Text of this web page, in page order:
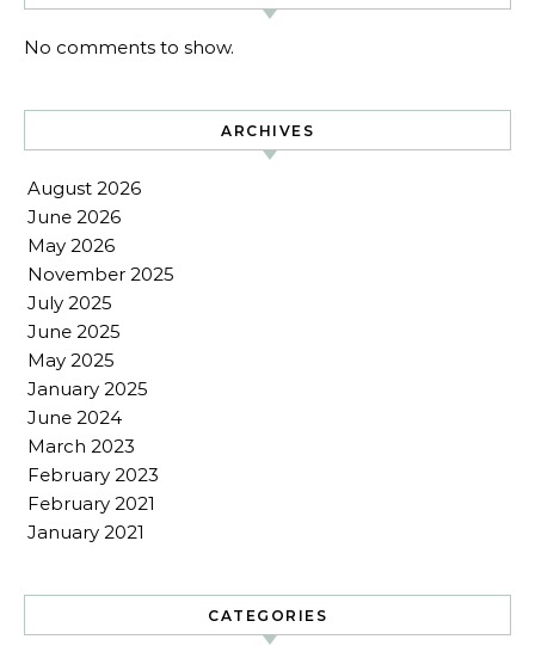
No comments to show.
ARCHIVES
August 2026
June 2026
May 2026
November 2025
July 2025
June 2025
May 2025
January 2025
June 2024
March 2023
February 2023
February 2021
January 2021
CATEGORIES